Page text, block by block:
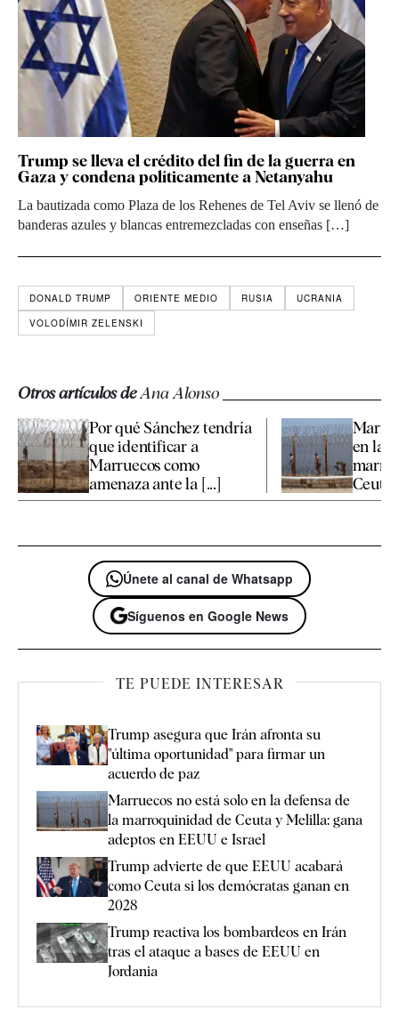
Trump se lleva el crédito del fin de la guerra en
Gaza y condena políticamente a Netanyahu
La bautizada como Plaza de los Rehenes de Tel Aviv se llenó de
banderas azules y blancas entremezcladas con enseñas […]
DONALD TRUMP ORIENTE MEDIO RUSIA
UCRANIA
VOLODÍMIR ZELENSKI
Otros artículos deAna Alonso
Por qué Sánchez tendría
que identificar a
Marruecos como
amenaza ante la [...]
en la
Ceuta
Únete al canal de Whatsapp
Síguenos en Google News
TE PUEDE INTERESAR
Trump asegura que Irán afronta su
"última oportunidad" para firmar un
acuerdo de paz
Marruecos no está solo en la defensa de
la marroquinidad de Ceuta y Melilla: gana
adeptos en EEUU e Israel
Trump advierte de que EEUU acabará
como Ceuta si los demócratas ganan en
2028
Trump reactiva los bombardeos en Irán
tras el ataque a bases de EEUU en
Jordania